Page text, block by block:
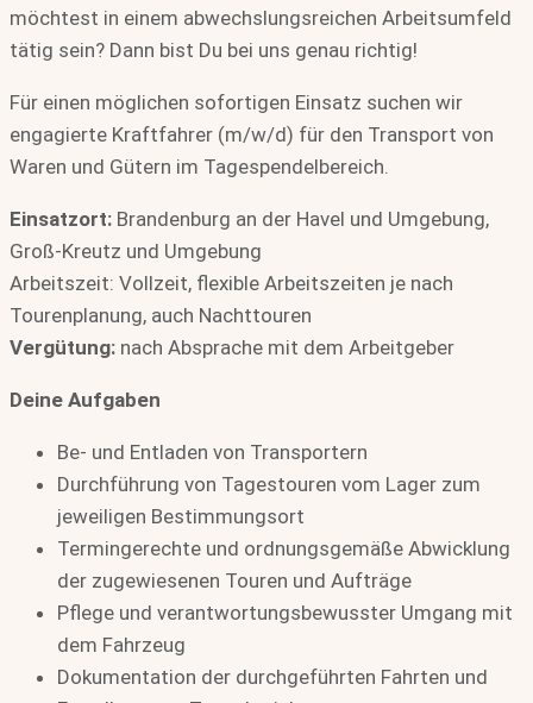
möchtest in einem abwechslungsreichen Arbeitsumfeld
tätig sein? Dann bist Du bei uns genau richtig!
Für einen möglichen sofortigen Einsatz suchen wir
engagierte Kraftfahrer (m/w/d) für den Transport von
Waren und Gütern im Tagespendelbereich.
Einsatzort: Brandenburg an der Havel und Umgebung,
Groß-Kreutz und Umgebung
Arbeitszeit: Vollzeit, flexible Arbeitszeiten je nach
Tourenplanung, auch Nachttouren
Vergütung: nach Absprache mit dem Arbeitgeber
Deine Aufgaben
Be- und Entladen von Transportern
Durchführung von Tagestouren vom Lager zum
jeweiligen Bestimmungsort
Termingerechte und ordnungsgemäße Abwicklung
der zugewiesenen Touren und Aufträge
Pflege und verantwortungsbewusster Umgang mit
dem Fahrzeug
Dokumentation der durchgeführten Fahrten und